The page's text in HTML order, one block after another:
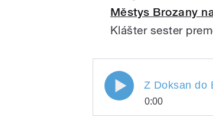
Městys Brozany
Klášter sester
Z Doksan do
0:00